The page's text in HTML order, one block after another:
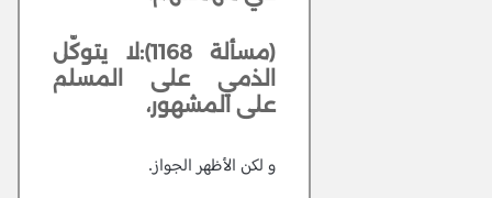
(مسألة 1168):لا يتوكّل
الذمي على المسلم
على المشهور،
و لكن الأظهر الجواز.